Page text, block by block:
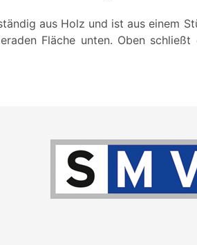
aus Holz und ist aus einem
Fläche unten. Oben schließt